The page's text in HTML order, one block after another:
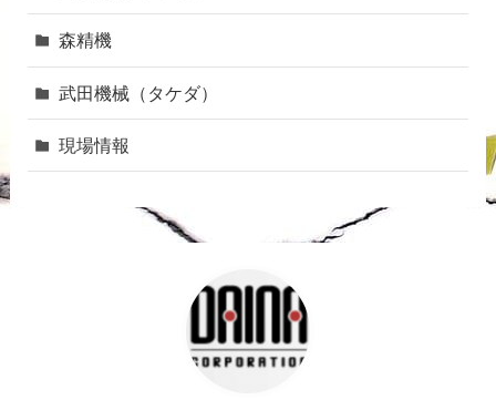
森精機
武田機械（タケダ）
現場情報